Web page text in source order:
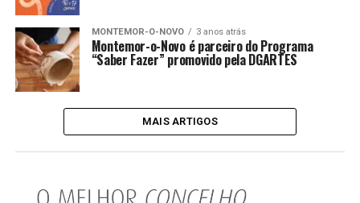
MONTEMOR-O-NOVO 3 anos atrás
Montemor-o-Novo é parceiro do Programa
“Saber Fazer” promovido pela DGARTES
MAIS ARTIGOS